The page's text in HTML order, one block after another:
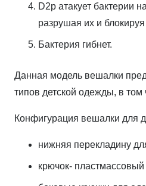
D2p атакует бактерии
разрушая их и
Бактерия гибнет.
Данная модель вешалки
типов детской одежды, в том
Конфигурация вешалки для
нижняя перекладину
крючок-